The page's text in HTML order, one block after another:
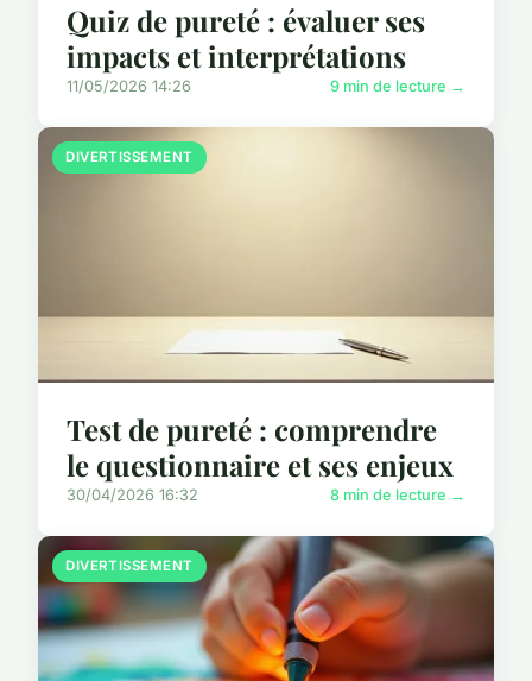
Quiz de pureté : évaluer ses
impacts et interprétations
11/05/2026 14:26 9 min de lecture →
DIVERTISSEMENT
Test de pureté : comprendre
le questionnaire et ses enjeux
30/04/2026 16:32 8 min de lecture →
DIVERTISSEMENT